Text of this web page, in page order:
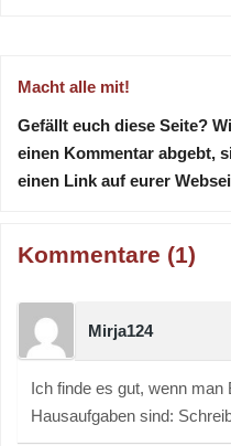
Macht alle mit!
Gefällt euch diese Seite?
einen Kommentar abgebt,
einen Link auf eurer
Kommentare (1)
Mirja124
Ich finde es gut, wenn man
Hausaufgaben sind: